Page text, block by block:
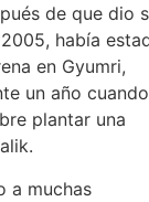
de que dio
había
en Gyumri,
un año
plantar una
a muchas